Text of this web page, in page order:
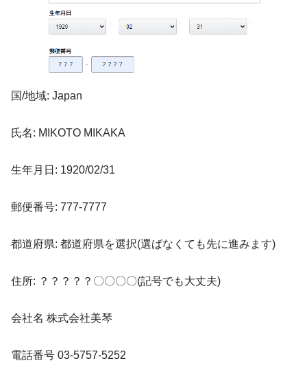
国/地域: Japan
氏名: MIKOTO MIKAKA
生年月日: 1920/02/31
郵便番号: 777-7777
都道府県: 都道府県を選択(選ばなくても先に進みます)
住所: ？？？？？〇〇〇〇(記号でも大丈夫)
会社名 株式会社美琴
電話番号 03-5757-5252